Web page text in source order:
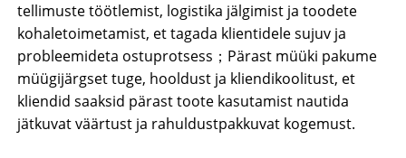
tellimuste töötlemist, logistika jälgimist ja toodete
kohaletoimetamist, et tagada klientidele sujuv ja
probleemideta ostuprotsess；Pärast müüki pakume
müügijärgset tuge, hooldust ja kliendikoolitust, et
kliendid saaksid pärast toote kasutamist nautida
jätkuvat väärtust ja rahuldustpakkuvat kogemust.